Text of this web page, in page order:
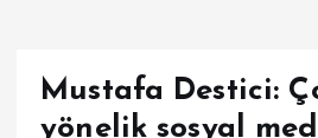
Mustafa Destici:
yönelik sosyal